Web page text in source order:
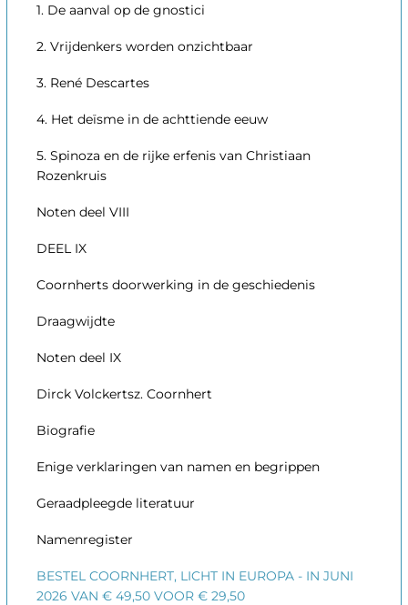
1. De aanval op de gnostici
2. Vrijdenkers worden onzichtbaar
3. René Descartes
4. Het deïsme in de achttiende eeuw
5. Spinoza en de rijke erfenis van Christiaan
Rozenkruis
Noten deel VIII
DEEL IX
Coornherts doorwerking in de geschiedenis
Draagwijdte
Noten deel IX
Dirck Volckertsz. Coornhert
Biografie
Enige verklaringen van namen en begrippen
Geraadpleegde literatuur
Namenregister
BESTEL COORNHERT, LICHT IN EUROPA - IN JUNI
2026 VAN € 49,50 VOOR € 29,50